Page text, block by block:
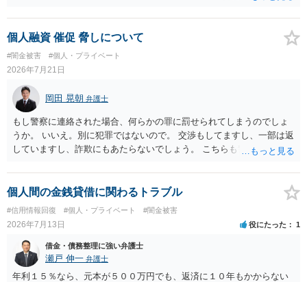
りたお金は返さなければいけませんし、勝手につけた利息は返済不要
です。 以上、ご参考まで。
個人融資 催促 脅しについて
#闇金被害 #個人・プライベート
2026年7月21日
岡田 晃朝 弁護士
もし警察に連絡された場合、何らかの罪に罰せられてしまうのでしょ
うか。 いいえ。別に犯罪ではないので。 交渉もしてますし、一部は返
していますし、詐欺にもあたらないでしょう。 こちらも警察や弁護士
て、払える範囲で示談書をまとめてもらえば、お互いに安心ではあり
ますが、一定の費用は掛かりますから、それがどうかでしょうね。
個人間の金銭貸借に関わるトラブル
#信用情報回復 #個人・プライベート #闇金被害
2026年7月13日 役にたった 1
借金・債務整理に強い弁護士
瀬戸 伸一 弁護士
年利１５％なら、元本が５００万円でも、返済に１０年もかからない